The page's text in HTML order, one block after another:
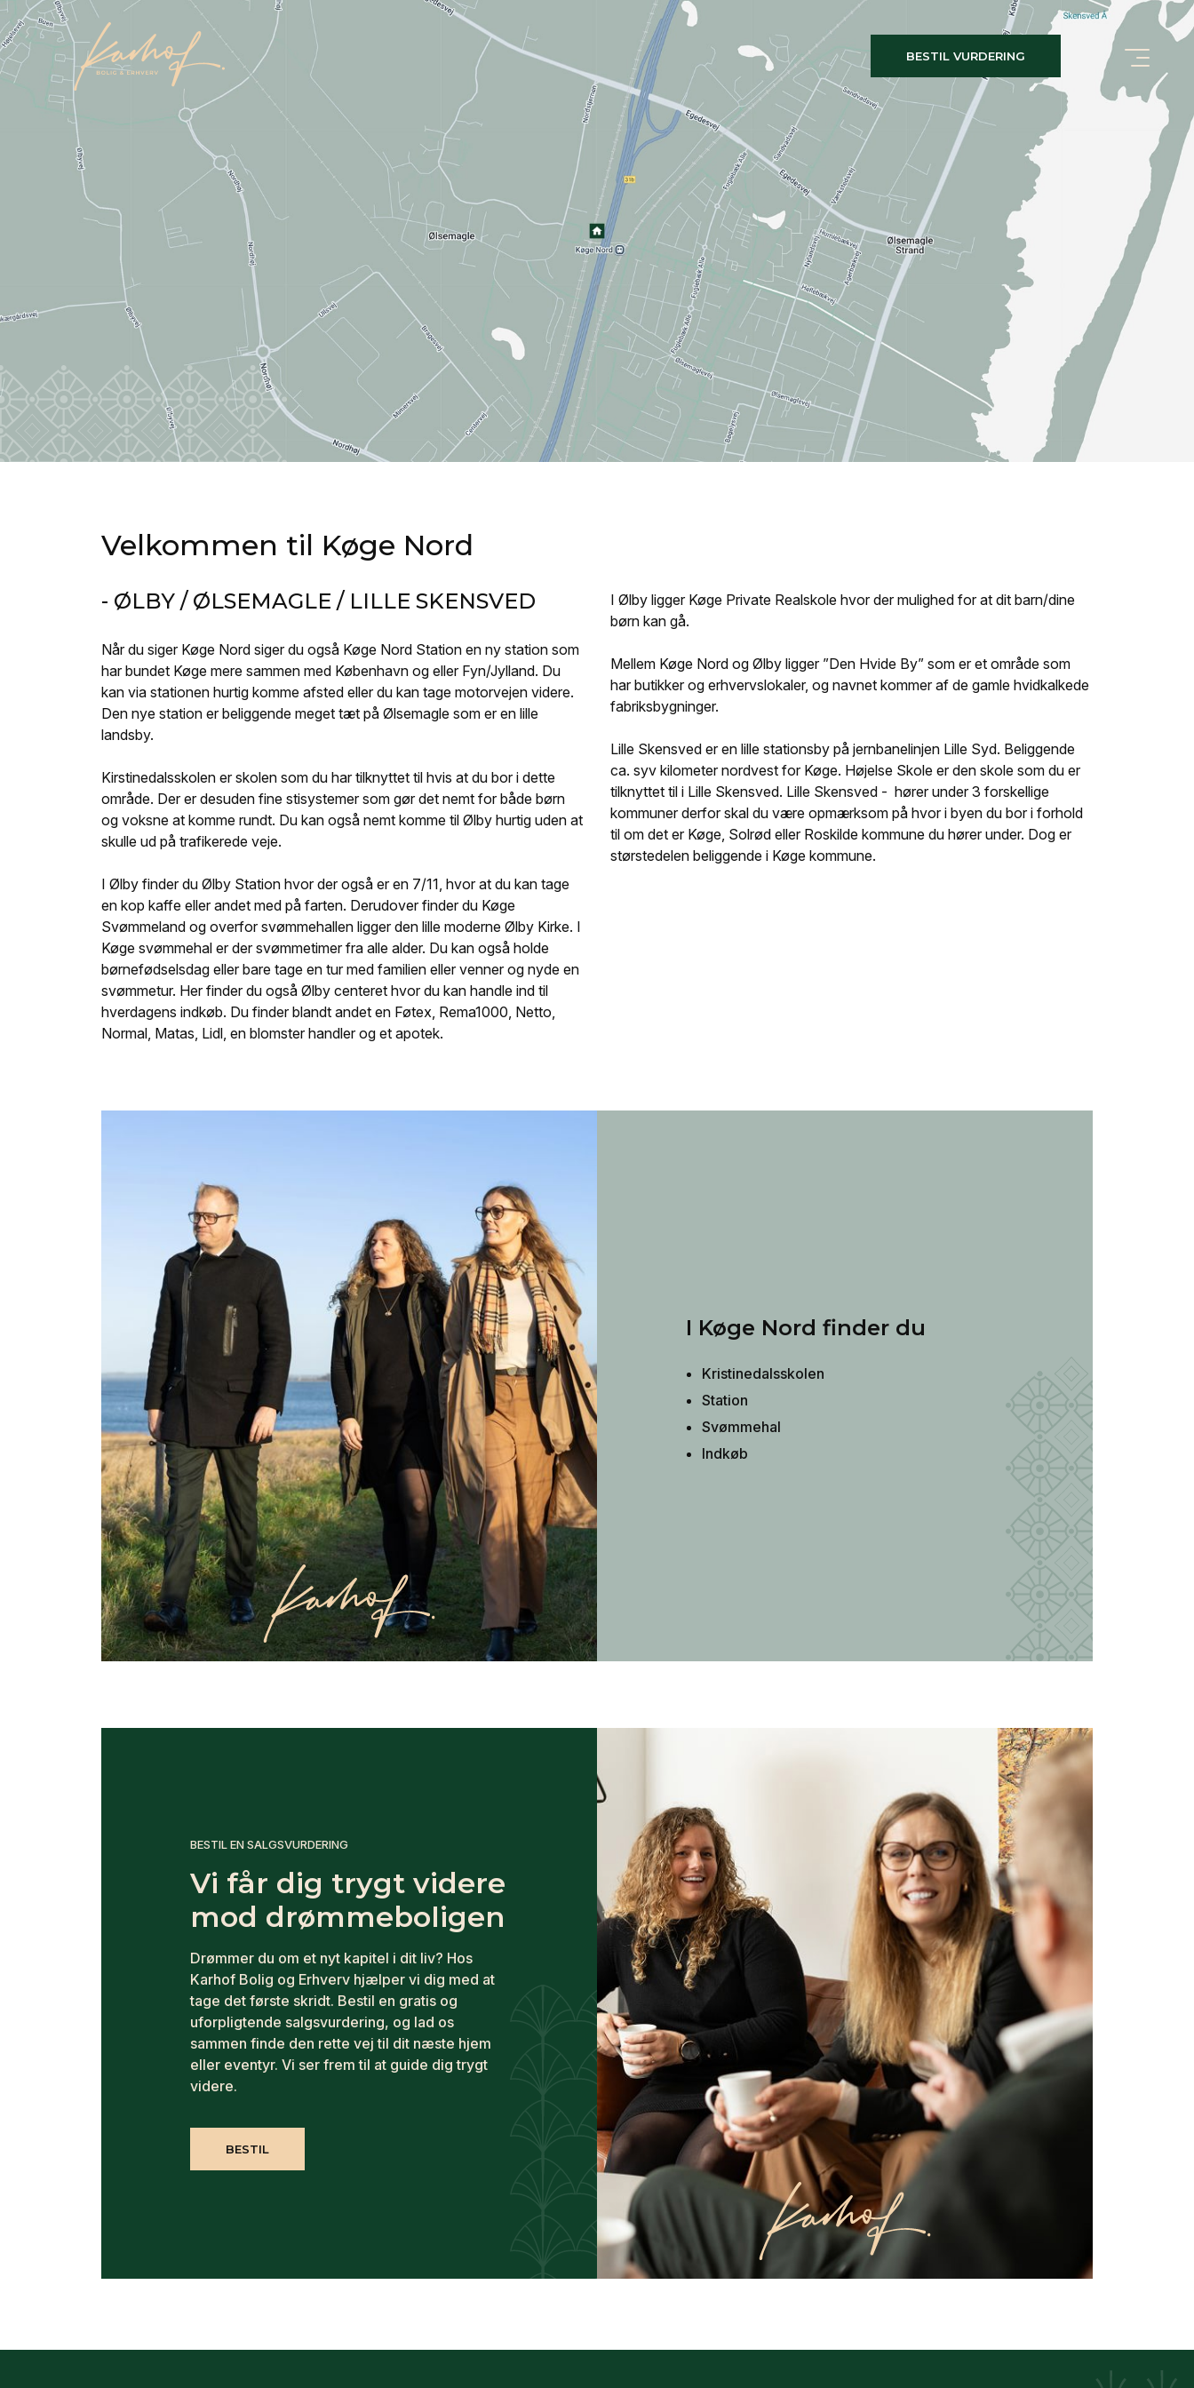
BESTIL VURDERING
Velkommen til Køge Nord
- ØLBY / ØLSEMAGLE / LILLE SKENSVED
Når du siger Køge Nord siger du også Køge Nord Station en ny station som
har bundet Køge mere sammen med København og eller Fyn/Jylland. Du
kan via stationen hurtig komme afsted eller du kan tage motorvejen videre.
Den nye station er beliggende meget tæt på Ølsemagle som er en lille
landsby.
Kirstinedalsskolen er skolen som du har tilknyttet til hvis at du bor i dette
område. Der er desuden fine stisystemer som gør det nemt for både børn
og voksne at komme rundt. Du kan også nemt komme til Ølby hurtig uden at
skulle ud på trafikerede veje.
I Ølby finder du Ølby Station hvor der også er en 7/11, hvor at du kan tage
en kop kaffe eller andet med på farten. Derudover finder du Køge
Svømmeland og overfor svømmehallen ligger den lille moderne Ølby Kirke. I
Køge svømmehal er der svømmetimer fra alle alder. Du kan også holde
børnefødselsdag eller bare tage en tur med familien eller venner og nyde en
svømmetur. Her finder du også Ølby centeret hvor du kan handle ind til
hverdagens indkøb. Du finder blandt andet en Føtex, Rema1000, Netto,
Normal, Matas, Lidl, en blomster handler og et apotek.
I Ølby ligger Køge Private Realskole hvor der mulighed for at dit barn/dine
børn kan gå.
Mellem Køge Nord og Ølby ligger ”Den Hvide By” som er et område som
har butikker og erhvervslokaler, og navnet kommer af de gamle hvidkalkede
fabriksbygninger.
Lille Skensved er en lille stationsby på jernbanelinjen Lille Syd. Beliggende
ca. syv kilometer nordvest for Køge. Højelse Skole er den skole som du er
tilknyttet til i Lille Skensved. Lille Skensved - hører under 3 forskellige
kommuner derfor skal du være opmærksom på hvor i byen du bor i forhold
til om det er Køge, Solrød eller Roskilde kommune du hører under. Dog er
størstedelen beliggende i Køge kommune.
I Køge Nord finder du
Kristinedalsskolen
Station
Svømmehal
Indkøb
BESTIL EN SALGSVURDERING
Vi får dig trygt videre
mod drømmeboligen
Drømmer du om et nyt kapitel i dit liv? Hos
Karhof Bolig og Erhverv hjælper vi dig med at
tage det første skridt. Bestil en gratis og
uforpligtende salgsvurdering, og lad os
sammen finde den rette vej til dit næste hjem
eller eventyr. Vi ser frem til at guide dig trygt
videre.
BESTIL